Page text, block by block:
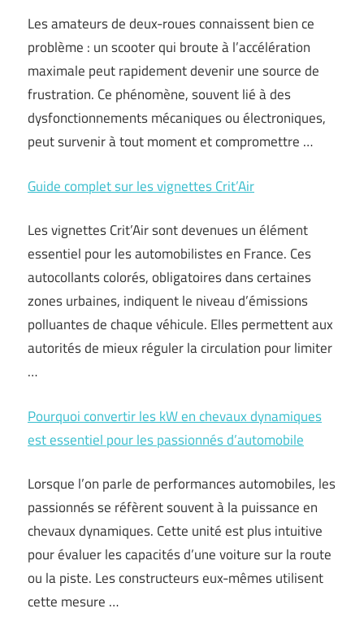
Les amateurs de deux-roues connaissent bien ce
problème : un scooter qui broute à l’accélération
maximale peut rapidement devenir une source de
frustration. Ce phénomène, souvent lié à des
dysfonctionnements mécaniques ou électroniques,
peut survenir à tout moment et compromettre …
Guide complet sur les vignettes Crit’Air
Les vignettes Crit’Air sont devenues un élément
essentiel pour les automobilistes en France. Ces
autocollants colorés, obligatoires dans certaines
zones urbaines, indiquent le niveau d’émissions
polluantes de chaque véhicule. Elles permettent aux
autorités de mieux réguler la circulation pour limiter
…
Pourquoi convertir les kW en chevaux dynamiques
est essentiel pour les passionnés d’automobile
Lorsque l’on parle de performances automobiles, les
passionnés se réfèrent souvent à la puissance en
chevaux dynamiques. Cette unité est plus intuitive
pour évaluer les capacités d’une voiture sur la route
ou la piste. Les constructeurs eux-mêmes utilisent
cette mesure …